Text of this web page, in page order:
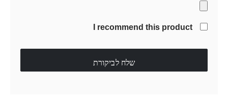
I recommend this product
שלח לביקורת